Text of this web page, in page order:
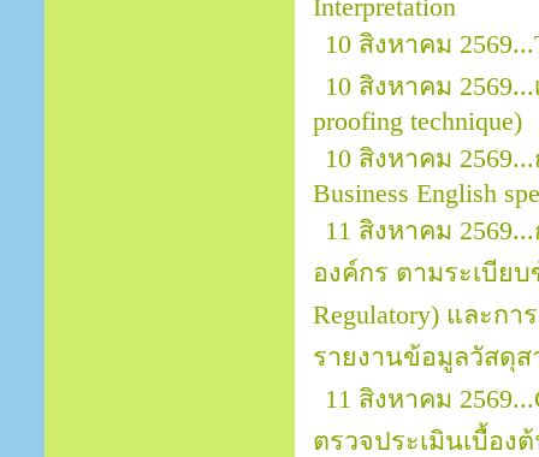
Interpretation
10 สิงหาคม
10 สิงหาคม
proofing technique)
10 สิงหาคม
Business English
11 สิงหาคม
องค์กร ตามระเบีย
Regulatory) และก
รายงานข้อมูลวัสดุ
11 สิงหาคม
ตรวจประเมินเบื้อง